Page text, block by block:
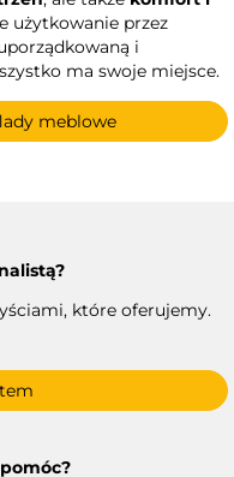
użytkowanie przez
i
ma swoje miejsce.
meblowe
które oferujemy.